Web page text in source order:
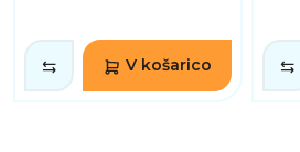
V košarico